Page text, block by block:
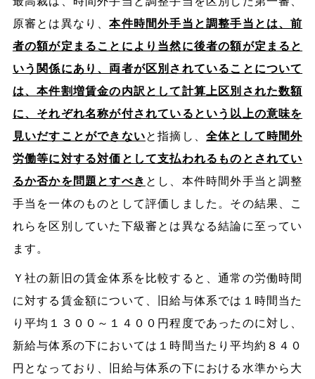
原審とは異なり、本件時間外手当と調整手当とは、前
者の額が定まることにより当然に後者の額が定まると
いう関係にあり、両者が区別されていることについて
は、本件割増賃金の内訳として計算上区別された数額
に、それぞれ名称が付されているという以上の意味を
見いだすことができないと指摘し、 全体として時間外
労働等に対する対価として支払われるものとされてい
るか否かを問題とすべき とし、本件時間外手当と調整
手当を一体のものとして評価しました。その結果、こ
れらを区別していた下級審とは異なる結論に至ってい
ます。
Ｙ社の新旧の賃金体系を比較すると、通常の労働時間
に対する賃金額について、旧給与体系では１時間当た
り平均１３００～１４００円程度であったのに対し、
新給与体系の下においては１時間当たり平均約８４０
円となっており、旧給与体系の下における水準から大